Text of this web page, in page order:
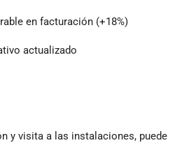
en facturación (+18%)
actualizado
y visita a las instalaciones, puede